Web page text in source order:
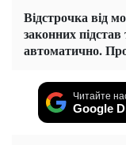
Відстрочка від
законних
автоматично.
Читайте
Google